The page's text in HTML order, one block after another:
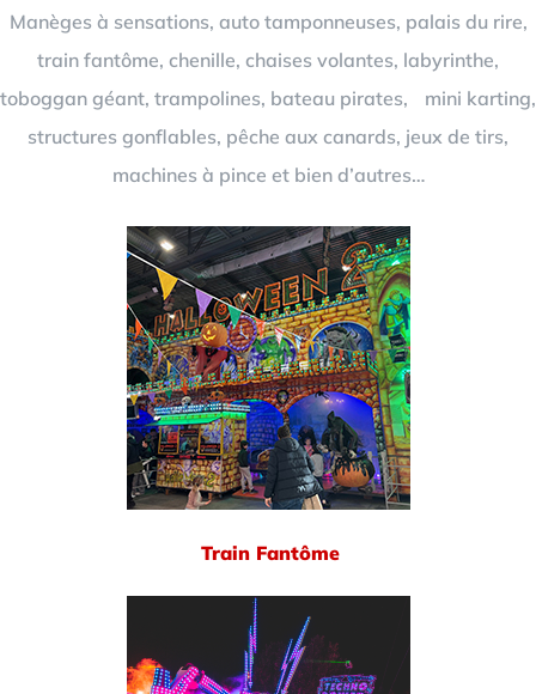
Manèges à sensations, auto tamponneuses, palais du rire,
train fantôme, chenille, chaises volantes, labyrinthe,
toboggan géant, trampolines, bateau pirates, mini karting,
structures gonflables, pêche aux canards, jeux de tirs,
machines à pince et bien d’autres…
Train Fantôme